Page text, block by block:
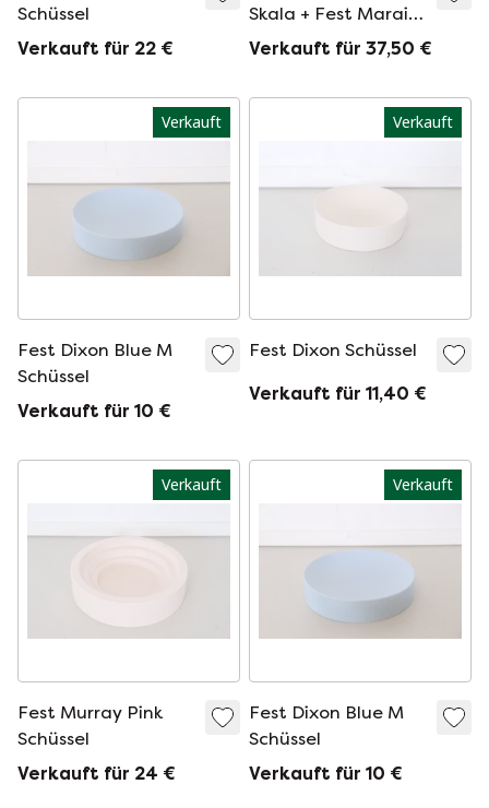
Schüssel
Verkauft für 22 €
Skala + Fest Marais
L
Verkauft für 37,50 €
Verkauft
Fest Dixon Blue M
Schüssel
Verkauft für 10 €
Verkauft
Fest Dixon Schüssel
Verkauft für 11,40 €
Verkauft
Fest Murray Pink
Schüssel
Verkauft für 24 €
Verkauft
Fest Dixon Blue M
Schüssel
Verkauft für 10 €